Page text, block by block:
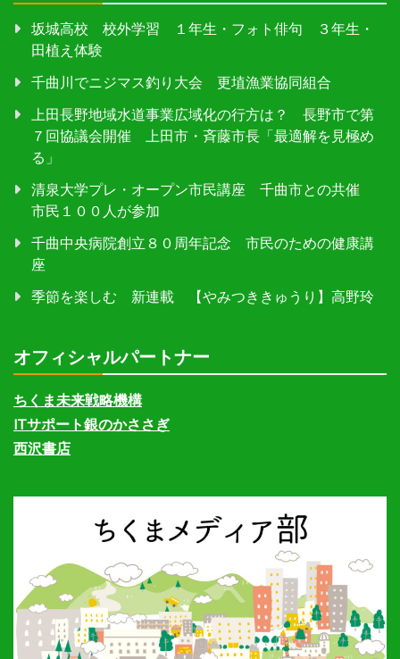
坂城高校 校外学習 １年生・フォト俳句 ３年生・
田植え体験
千曲川でニジマス釣り大会 更埴漁業協同組合
上田長野地域水道事業広域化の行方は？ 長野市で第
７回協議会開催 上田市・斉藤市長「最適解を見極め
る」
清泉大学プレ・オープン市民講座 千曲市との共催
市民１００人が参加
千曲中央病院創立８０周年記念 市民のための健康講
座
季節を楽しむ 新連載 【やみつききゅうり】高野玲
オフィシャルパートナー
ちくま未来戦略機構
ITサポート銀のかささぎ
西沢書店